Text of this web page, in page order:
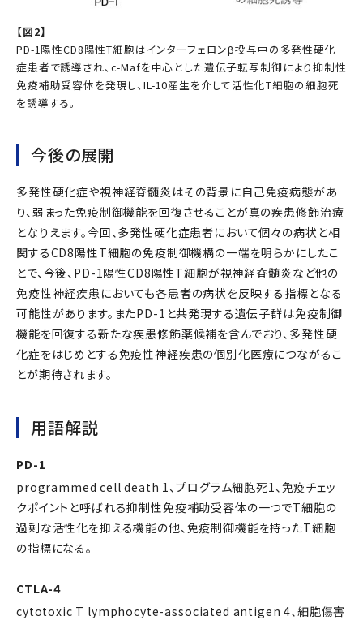
【図2】
PD-1陽性CD8陽性T細胞はインターフェロンβ投与中の多発性硬化
症患者で誘導され、c-Mafを中心とした遺伝子転写制御により抑制性
免疫補助受容体を発現し、IL-10産生を介して活性化T細胞の細胞死
を誘導する。
今後の展開
多発性硬化症や視神経脊髄炎はその背景に自己免疫病態があ
り、弱まった免疫制御機能を回復させることが真の疾患修飾治療
となりえます。今回、多発性硬化症患者において個々の病状と相
関するCD8陽性T細胞の免疫制御機構の一端を明らかにしたこ
とで、今後、PD-1陽性CD8陽性T細胞が視神経脊髄炎など他の
免疫性神経疾患においても各患者の病状を反映する指標となる
可能性があります。またPD-1と共発現する遺伝子群は免疫制御
機能を回復する新たな疾患修飾薬候補を含んでおり、多発性硬
化症をはじめとする免疫性神経疾患の個別化医療につながるこ
とが期待されます。
用語解説
PD-1
programmed cell death 1、プログラム細胞死1、免疫チェッ
クポイントと呼ばれる抑制性免疫補助受容体の一つでT細胞の
過剰な活性化を抑える機能の他、免疫制御機能を持ったT細胞
の指標になる。
CTLA-4
cytotoxic T lymphocyte-associated antigen 4、細胞傷害